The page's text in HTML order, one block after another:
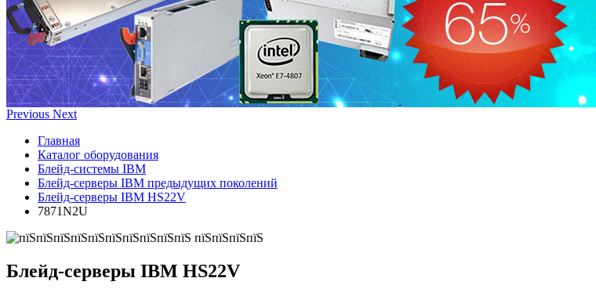
Previous Next
Главная
Каталог оборудования
Блейд-системы IBM
Блейд-серверы IBM предыдущих поколений
Блейд-серверы IBM HS22V
7871N2U
Блейд-серверы IBM HS22V